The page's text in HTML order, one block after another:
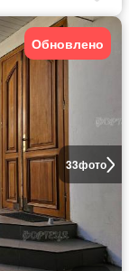
33фото
Обновлено